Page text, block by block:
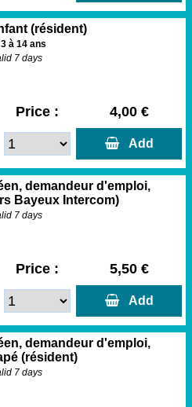
(résident)
3 à 14 ans
7 days
Price : 4,00 €
Add
demandeur d'emploi,
Bayeux Intercom)
7 days
Price : 5,50 €
Add
demandeur d'emploi,
(résident)
7 days